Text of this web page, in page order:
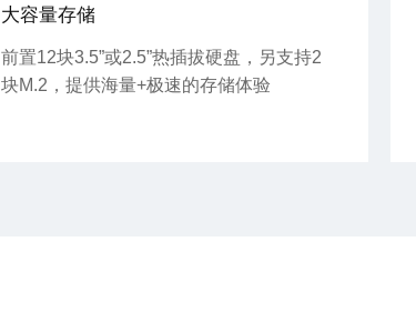
大容量存储
前置12块3.5”或2.5”热插拔硬盘，另支持2
块M.2，提供海量+极速的存储体验